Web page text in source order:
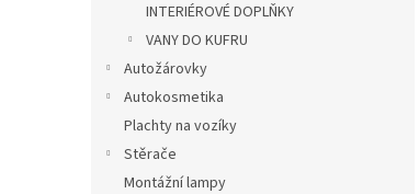
INTERIÉROVÉ DOPLŇKY
VANY DO KUFRU
Autožárovky
Autokosmetika
Plachty na vozíky
Stěrače
Montážní lampy